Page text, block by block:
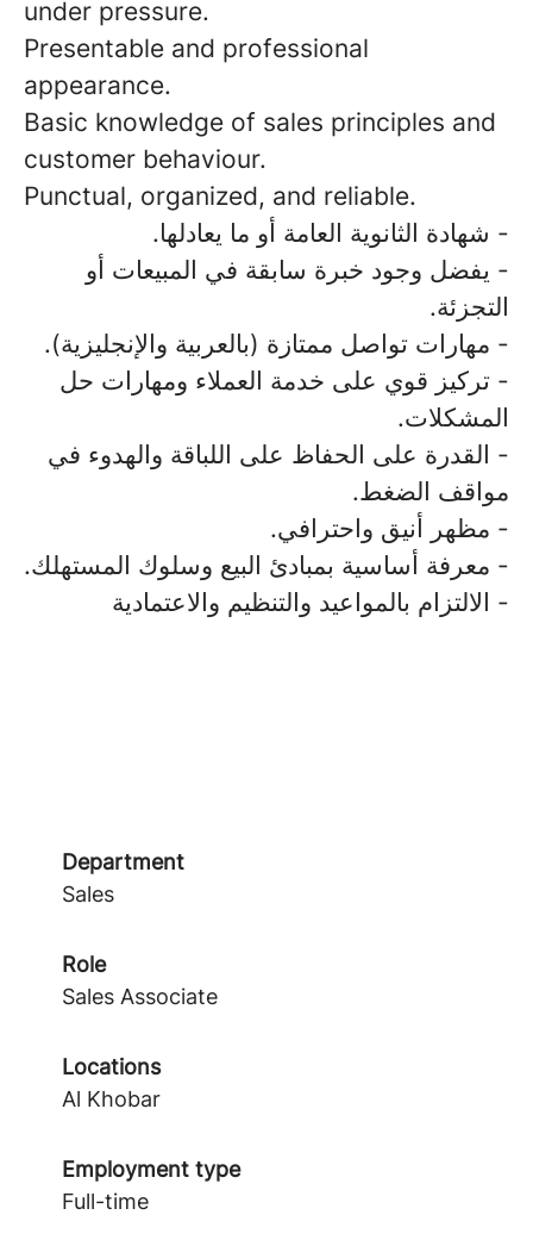
under pressure.
Presentable and professional
appearance.
Basic knowledge of sales principles and
customer behaviour.
Punctual, organized, and reliable.
- شهادة الثانوية العامة أو ما يعادلها.
- يفضل وجود خبرة سابقة في المبيعات أو
التجزئة.
- مهارات تواصل ممتازة (بالعربية والإنجليزية).
- تركيز قوي على خدمة العملاء ومهارات حل
المشكلات.
- القدرة على الحفاظ على اللباقة والهدوء في
مواقف الضغط.
- مظهر أنيق واحترافي.
- معرفة أساسية بمبادئ البيع وسلوك المستهلك.
- الالتزام بالمواعيد والتنظيم والاعتمادية
Department
Sales
Role
Sales Associate
Locations
Al Khobar
Employment type
Full-time